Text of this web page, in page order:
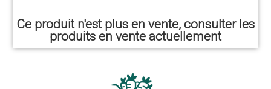
Ce produit n'est plus en vente, consulter les
produits en vente actuellement